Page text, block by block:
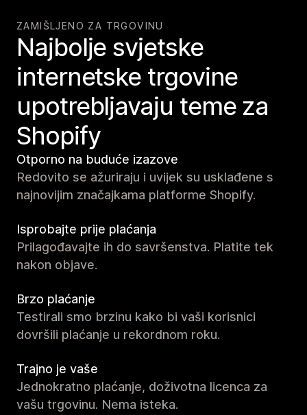
ZAMIŠLJENO ZA TRGOVINU
Najbolje svjetske
internetske trgovine
upotrebljavaju teme za
Shopify
Otporno na buduće izazove
Redovito se ažuriraju i uvijek su usklađene s
najnovijim značajkama platforme Shopify.
Isprobajte prije plaćanja
Prilagođavajte ih do savršenstva. Platite tek
nakon objave.
Brzo plaćanje
Testirali smo brzinu kako bi vaši korisnici
dovršili plaćanje u rekordnom roku.
Trajno je vaše
Jednokratno plaćanje, doživotna licenca za
vašu trgovinu. Nema isteka.